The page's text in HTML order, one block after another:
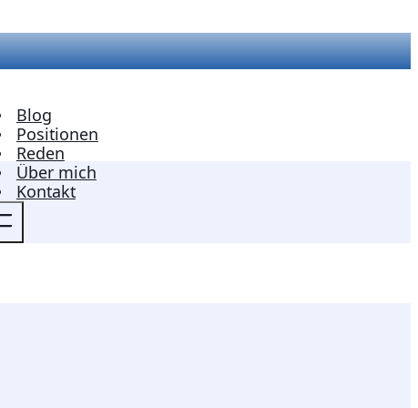
Blog
Positionen
Reden
Über mich
Kontakt